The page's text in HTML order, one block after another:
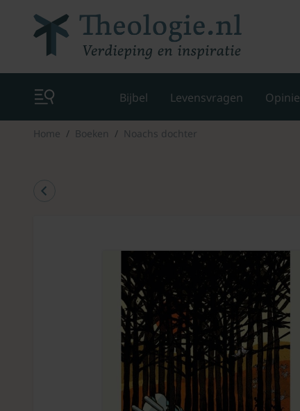
Bijbel Levensvragen Opinie
Home Boeken Noachs dochter